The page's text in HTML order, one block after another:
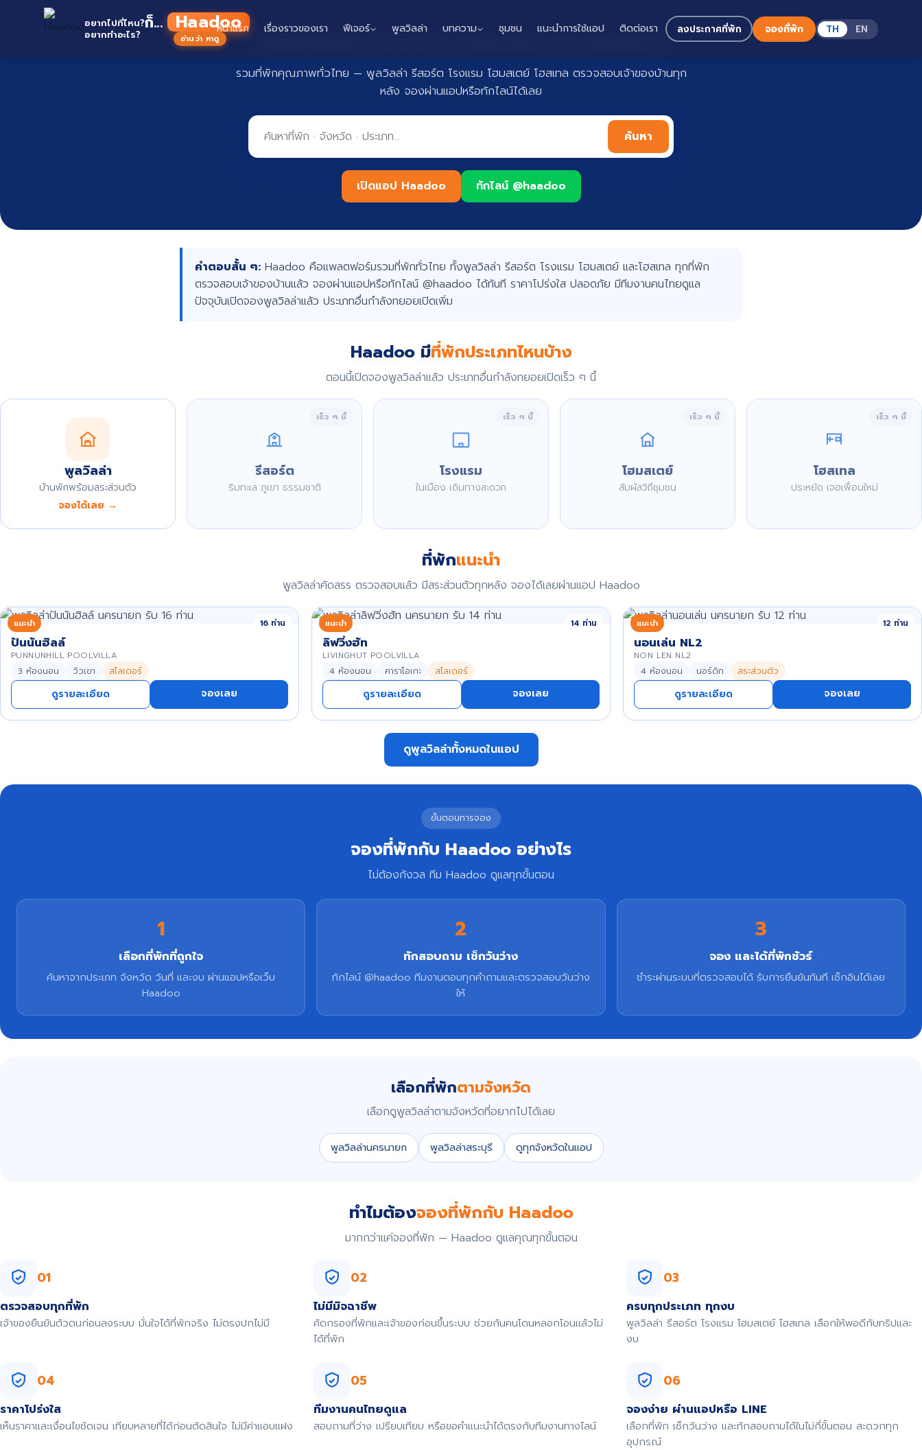
อยากไปที่ไหน?
อยากทำอะไร?
ก็... Haadoo
อ่านว่า หาดู
หน้าแรก เรื่องราวของเรา ฟีเจอร์ พูลวิลล่า บทความ ชุมชน แนะนำการใช้แอป ติดต่อเรา ลงประกาศที่พัก จองที่พัก TH EN
ที่พักทั่วไทย จองง่าย ปลอดภัย กับ Haadoo
รวมที่พักคุณภาพทั่วไทย — พูลวิลล่า รีสอร์ต โรงแรม โฮมสเตย์ โฮสเทล ตรวจสอบเจ้าของบ้านทุก
หลัง จองผ่านแอปหรือทักไลน์ได้เลย
ค้นหา
เปิดแอป Haadoo ทักไลน์ @haadoo
คำตอบสั้น ๆ: Haadoo คือแพลตฟอร์มรวมที่พักทั่วไทย ทั้งพูลวิลล่า รีสอร์ต โรงแรม โฮมสเตย์ และโฮสเทล ทุกที่พัก
ตรวจสอบเจ้าของบ้านแล้ว จองผ่านแอปหรือทักไลน์ @haadoo ได้ทันที ราคาโปร่งใส ปลอดภัย มีทีมงานคนไทยดูแล
ปัจจุบันเปิดจองพูลวิลล่าแล้ว ประเภทอื่นกำลังทยอยเปิดเพิ่ม
Haadoo มีที่พักประเภทไหนบ้าง
ตอนนี้เปิดจองพูลวิลล่าแล้ว ประเภทอื่นกำลังทยอยเปิดเร็ว ๆ นี้
พูลวิลล่า
บ้านพักพร้อมสระส่วนตัว
จองได้เลย →
เร็ว ๆ นี้
รีสอร์ต
ริมทะเล ภูเขา ธรรมชาติ
เร็ว ๆ นี้
โรงแรม
ในเมือง เดินทางสะดวก
เร็ว ๆ นี้
โฮมสเตย์
สัมผัสวิถีชุมชน
เร็ว ๆ นี้
โฮสเทล
ประหยัด เจอเพื่อนใหม่
ที่พักแนะนำ
พูลวิลล่าคัดสรร ตรวจสอบแล้ว มีสระส่วนตัวทุกหลัง จองได้เลยผ่านแอป Haadoo
แนะนำ 16 ท่าน
ปันนันฮิลล์
PUNNUNHILL POOLVILLA
3 ห้องนอน วิวเขา สไลเดอร์
ดูรายละเอียด จองเลย
แนะนำ 14 ท่าน
ลิฟวิ่งฮัท
LIVINGHUT POOLVILLA
4 ห้องนอน คาราโอเกะ สไลเดอร์
ดูรายละเอียด จองเลย
แนะนำ 12 ท่าน
นอนเล่น NL2
NON LEN NL2
4 ห้องนอน นอร์ดิก สระส่วนตัว
ดูรายละเอียด จองเลย
ดูพูลวิลล่าทั้งหมดในแอป
ขั้นตอนการจอง
จองที่พักกับ Haadoo อย่างไร
ไม่ต้องกังวล ทีม Haadoo ดูแลทุกขั้นตอน
1
เลือกที่พักที่ถูกใจ
ค้นหาจากประเภท จังหวัด วันที่ และงบ ผ่านแอปหรือเว็บ
Haadoo
2
ทักสอบถาม เช็กวันว่าง
ทักไลน์ @haadoo ทีมงานตอบทุกคำถามและตรวจสอบวันว่าง
ให้
3
จอง และได้ที่พักชัวร์
ชำระผ่านระบบที่ตรวจสอบได้ รับการยืนยันทันที เช็กอินได้เลย
เลือกที่พักตามจังหวัด
เลือกดูพูลวิลล่าตามจังหวัดที่อยากไปได้เลย
พูลวิลล่านครนายก พูลวิลล่าสระบุรี ดูทุกจังหวัดในแอป
ทำไมต้องจองที่พักกับ Haadoo
มากกว่าแค่จองที่พัก — Haadoo ดูแลคุณทุกขั้นตอน
01
ตรวจสอบทุกที่พัก
เจ้าของยืนยันตัวตนก่อนลงระบบ มั่นใจได้ที่พักจริง ไม่ตรงปกไม่มี
02
ไม่มีมิจฉาชีพ
คัดกรองที่พักและเจ้าของก่อนขึ้นระบบ ช่วยกันคนโดนหลอกโอนแล้วไม่
ได้ที่พัก
03
ครบทุกประเภท ทุกงบ
พูลวิลล่า รีสอร์ต โรงแรม โฮมสเตย์ โฮสเทล เลือกให้พอดีกับทริปและ
งบ
04
ราคาโปร่งใส
เห็นราคาและเงื่อนไขชัดเจน เทียบหลายที่ได้ก่อนตัดสินใจ ไม่มีค่าแอบแฝง
05
ทีมงานคนไทยดูแล
สอบถามที่ว่าง เปรียบเทียบ หรือขอคำแนะนำได้ตรงกับทีมงานทางไลน์
06
จองง่าย ผ่านแอปหรือ LINE
เลือกที่พัก เช็กวันว่าง และทักสอบถามได้ในไม่กี่ขั้นตอน สะดวกทุก
อุปกรณ์